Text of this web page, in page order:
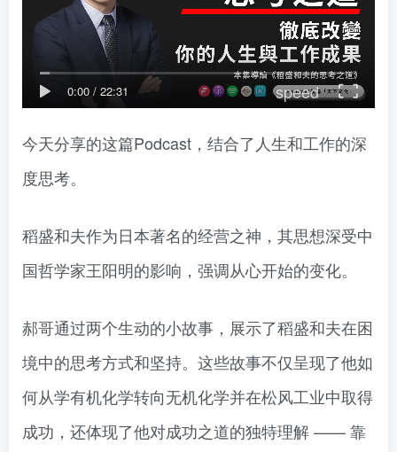
0:00 / 22:31 speed
今天分享的这篇Podcast，结合了人生和工作的深
度思考。
稻盛和夫作为日本著名的经营之神，其思想深受中
国哲学家王阳明的影响，强调从心开始的变化。
郝哥通过两个生动的小故事，展示了稻盛和夫在困
境中的思考方式和坚持。这些故事不仅呈现了他如
何从学有机化学转向无机化学并在松风工业中取得
成功，还体现了他对成功之道的独特理解 —— 靠